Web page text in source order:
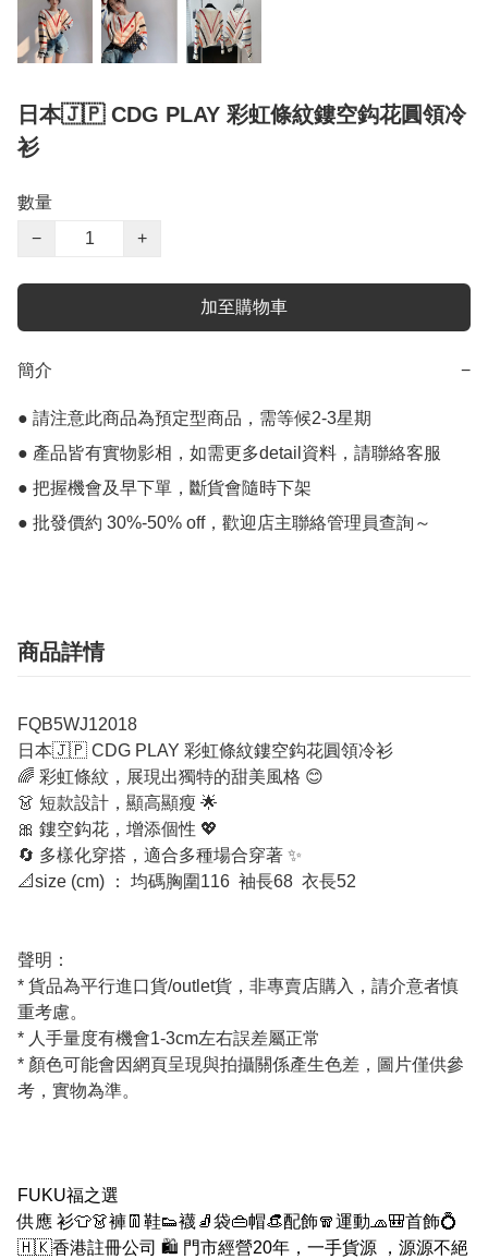
日本🇯🇵 CDG PLAY 彩虹條紋鏤空鈎花圓領冷
衫
數量
−
+
加至購物車
簡介 −
● 請注意此商品為預定型商品，需等候2-3星期
● 產品皆有實物影相，如需更多detail資料，請聯絡客服
● 把握機會及早下單，斷貨會隨時下架
● 批發價約 30%-50% off，歡迎店主聯絡管理員查詢～
商品詳情
FQB5WJ12018
日本🇯🇵 CDG PLAY 彩虹條紋鏤空鈎花圓領冷衫
🌈 彩虹條紋，展現出獨特的甜美風格 😊
👗 短款設計，顯高顯瘦 🌟
🎀 鏤空鈎花，增添個性 💖
🔄 多樣化穿搭，適合多種場合穿著 ✨
📐size (cm) ： 均碼胸圍116 袖長68 衣長52
聲明：
* 貨品為平行進口貨/outlet貨，非專賣店購入，請介意者慎
重考慮。
* 人手量度有機會1-3cm左右誤差屬正常
* 顏色可能會因網頁呈現與拍攝關係產生色差，圖片僅供參
考，實物為準。
FUKU福之選
供應 衫👕👗褲👖鞋👟襪🧦袋👜帽👒配飾🧣運動🧢🎒首飾💍
🇭🇰香港註冊公司 🛍 門市經營20年，一手貨源 ，源源不絕